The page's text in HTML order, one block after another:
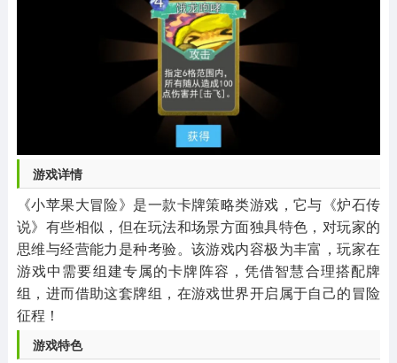
8款应用
游戏详情
《小苹果大冒险》是一款卡牌策略类游戏，它与《炉石传
说》有些相似，但在玩法和场景方面独具特色，对玩家的
思维与经营能力是种考验。该游戏内容极为丰富，玩家在
游戏中需要组建专属的卡牌阵容，凭借智慧合理搭配牌
组，进而借助这套牌组，在游戏世界开启属于自己的冒险
征程！
游戏特色